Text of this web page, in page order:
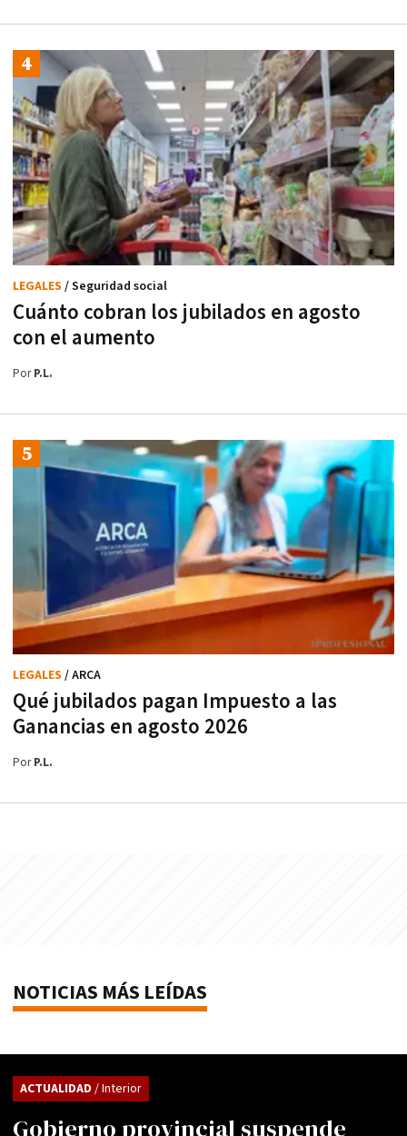
Cuánto cobran los jubilados en agosto
con el aumento
LEGALES / Seguridad social
PorP.L.
Qué jubilados pagan Impuesto a las
Ganancias en agosto 2026
LEGALES / ARCA
PorP.L.
NOTICIAS MÁS LEÍDAS
Gobierno provincial suspende
ACTUALIDAD / Interior